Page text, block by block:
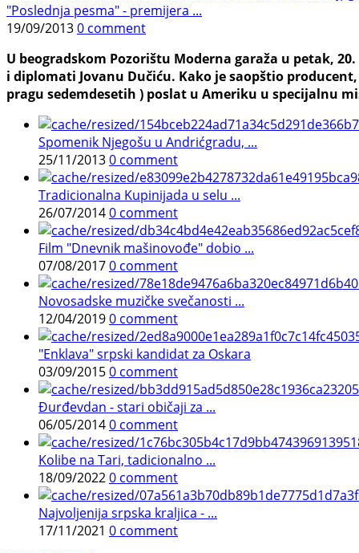
"Poslednja pesma" - premijera ...
19/09/20130 comment
U beogradskom Pozorištu Moderna garaža u petak,
i diplomati Jovanu Dučiću. Kako je saopštio
pragu sedemdesetih ) poslat u Ameriku u specijalnu
Spomenik Njegošu u Andrićgradu, ...
25/11/20130 comment
Tradicionalna Kupinijada u selu ...
26/07/20140 comment
Film "Dnevnik mašinovođe" dobio ...
07/08/20170 comment
Novosadske muzičke svečanosti ...
12/04/20190 comment
"Enklava" srpski kandidat za Oskara
03/09/20150 comment
Đurđevdan - stari običaji za ...
06/05/20140 comment
Kolibe na Tari, tadicionalno ...
18/09/20220 comment
Najvoljenija srpska kraljica - ...
17/11/2021 0 comment